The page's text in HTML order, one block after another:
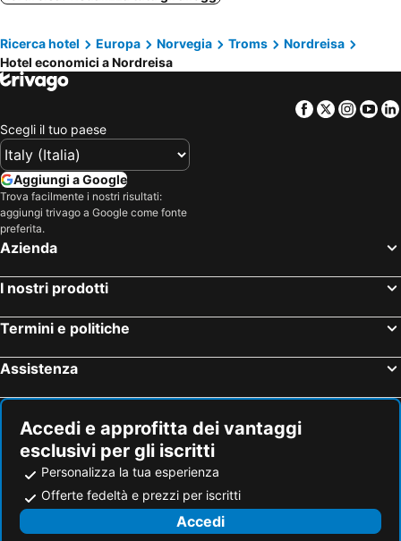
Ricerca hotel Europa Norvegia Troms
Nordreisa
Hotel economici a Nordreisa
Facebook
Twitter
Scegli il tuo paese
Aggiungi a Google
Trova facilmente i nostri risultati:
aggiungi trivago a Google come fonte
preferita.
Azienda
I nostri prodotti
Termini e politiche
Assistenza
Accedi e approfitta dei vantaggi
esclusivi per gli iscritti
Personalizza la tua esperienza
Offerte fedeltà e prezzi per iscritti
Accedi